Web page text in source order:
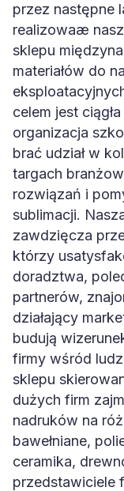
przez następne
realizowaæ
sklepu
materiałów do
celem jest
organizacja
brać udział w
targach
rozwiązań i
sublimacji.
zawdzięcza
którzy
doradztwa,
partnerów,
działający
budują
firmy wśród
sklepu
dużych firm
nadruków na
bawełniane,
ceramika,
przedstawiciele